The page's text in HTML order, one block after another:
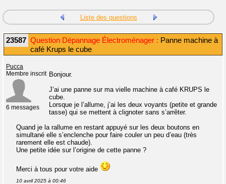
Liste des questions
23587 Question Dépannage Électroménager : Panne machine à
café Krups le cube
Pucca
Membre inscrit
6 messages
Bonjour.
J’ai une panne sur ma vielle machine à café KRUPS le
cube.
Lorsque je l’allume, j’ai les deux voyants (petite et grande
tasse) qui se mettent à clignoter sans s’arrêter.
Quand je la rallume en restant appuyé sur les deux boutons en
simultané elle s’enclenche pour faire couler un peu d’eau (très
rarement elle est chaude).
Une petite idée sur l’origine de cette panne ?
Merci à tous pour votre aide
10 avril 2025 à 00:46